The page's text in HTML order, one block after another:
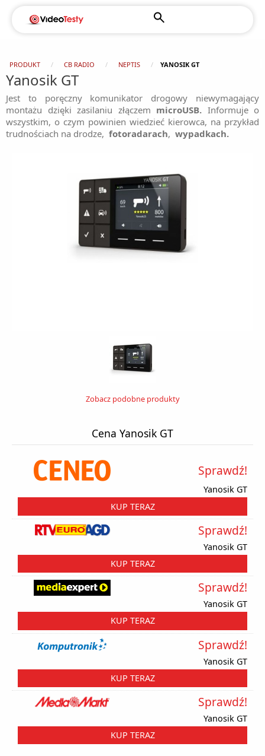
PRODUKT CB RADIO NEPTIS YANOSIK GT
Yanosik GT
Jest to poręczny komunikator drogowy niewymagający
montażu dzięki zasilaniu złączem microUSB. Informuje o
wszystkim, o czym powinien wiedzieć kierowca, na przykład
trudnościach na drodze, fotoradarach, wypadkach.
Zobacz podobne produkty
Cena Yanosik GT
Yanosik GT
Sprawdź!
KUP TERAZ
Yanosik GT
Sprawdź!
KUP TERAZ
Yanosik GT
Sprawdź!
KUP TERAZ
Yanosik GT
Sprawdź!
KUP TERAZ
Yanosik GT
Sprawdź!
KUP TERAZ